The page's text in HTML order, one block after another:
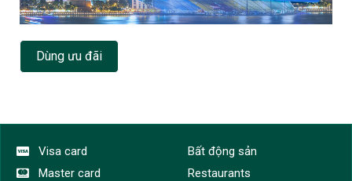
Dùng ưu đãi
Visa card
Master card
Bất động sản
Restaurants